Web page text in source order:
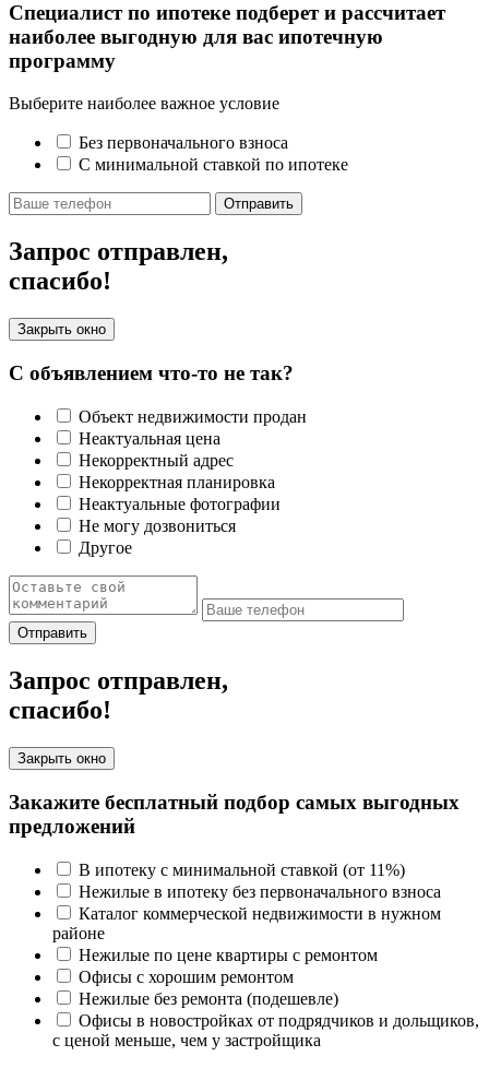
Специалист по ипотеке подберет и рассчитает
наиболее выгодную для вас ипотечную
программу
Выберите наиболее важное условие
Без первоначального взноса
С минимальной ставкой по ипотеке
Отправить
Запрос отправлен,
спасибо!
Закрыть окно
С объявлением что-то не так?
Объект недвижимости продан
Неактуальная цена
Некорректный адрес
Некорректная планировка
Неактуальные фотографии
Не могу дозвониться
Другое
Отправить
Запрос отправлен,
спасибо!
Закрыть окно
Закажите бесплатный подбор самых выгодных
предложений
В ипотеку с минимальной ставкой (от 11%)
Нежилые в ипотеку без первоначального взноса
Каталог коммерческой недвижимости в нужном
районе
Нежилые по цене квартиры с ремонтом
Офисы с хорошим ремонтом
Нежилые без ремонта (подешевле)
Офисы в новостройках от подрядчиков и дольщиков,
с ценой меньше, чем у застройщика